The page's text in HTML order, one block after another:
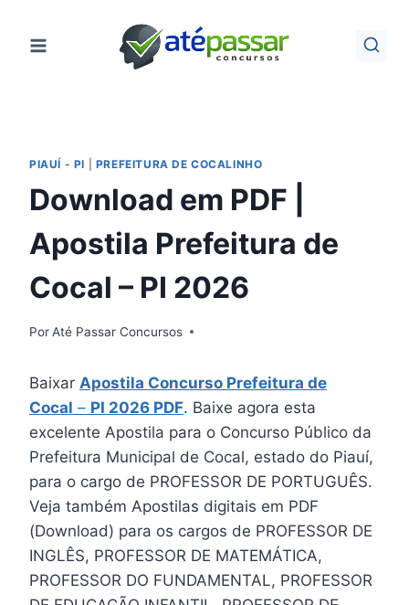
para
PIAUÍ - PI PREFEITURA DE COCALINHO
Download em PDF |
Apostila Prefeitura de
Cocal – PI 2026
PorAté Passar Concursos
Baixar Apostila Concurso Prefeitura de
Cocal – PI 2026 PDF. Baixe agora esta
excelente Apostila para o Concurso Público da
Prefeitura Municipal de Cocal, estado do Piauí,
para o cargo de PROFESSOR DE PORTUGUÊS.
Veja também Apostilas digitais em PDF
(Download) para os cargos de PROFESSOR DE
INGLÊS, PROFESSOR DE MATEMÁTICA,
PROFESSOR DO FUNDAMENTAL, PROFESSOR